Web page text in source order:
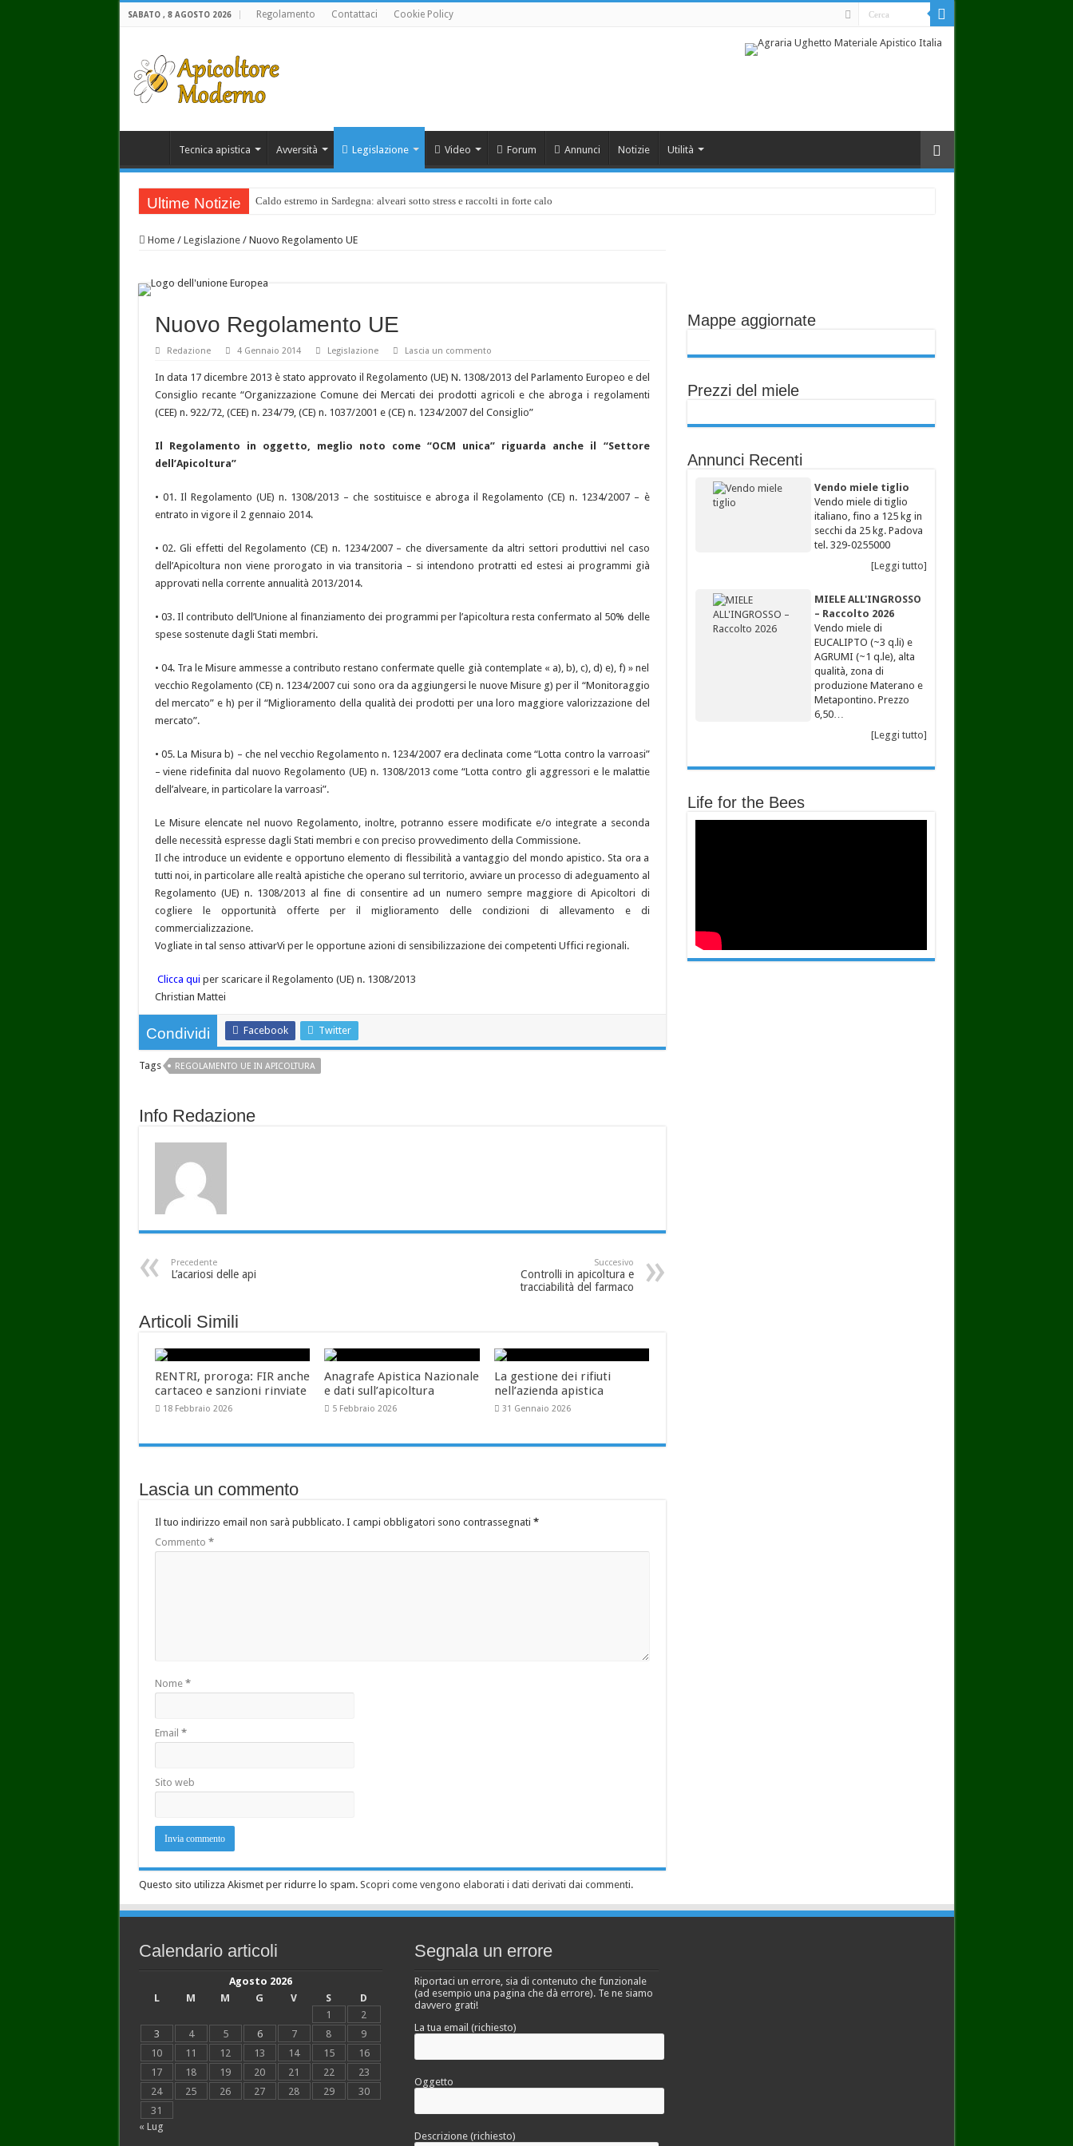
SABATO , 8 AGOSTO 2026 Regolamento Contattaci Cookie Policy
Tecnica apistica Avversità Legislazione Video Forum Annunci Notizie Utilità
Ultime Notizie Caldo estremo in Sardegna: alveari sotto stress e raccolti in forte calo
Home / Legislazione / Nuovo Regolamento UE
Nuovo Regolamento UE
Redazione 4 Gennaio 2014 Legislazione Lascia un commento
In data 17 dicembre 2013 è stato approvato il Regolamento (UE) N. 1308/2013 del Parlamento Europeo e del
Consiglio recante “Organizzazione Comune dei Mercati dei prodotti agricoli e che abroga i regolamenti
(CEE) n. 922/72, (CEE) n. 234/79, (CE) n. 1037/2001 e (CE) n. 1234/2007 del Consiglio”
Il Regolamento in oggetto, meglio noto come “OCM unica” riguarda anche il “Settore
dell’Apicoltura”
• 01. Il Regolamento (UE) n. 1308/2013 – che sostituisce e abroga il Regolamento (CE) n. 1234/2007 – è
entrato in vigore il 2 gennaio 2014.
• 02. Gli effetti del Regolamento (CE) n. 1234/2007 – che diversamente da altri settori produttivi nel caso
dell’Apicoltura non viene prorogato in via transitoria – si intendono protratti ed estesi ai programmi già
approvati nella corrente annualità 2013/2014.
• 03. Il contributo dell’Unione al finanziamento dei programmi per l’apicoltura resta confermato al 50% delle
spese sostenute dagli Stati membri.
• 04. Tra le Misure ammesse a contributo restano confermate quelle già contemplate « a), b), c), d) e), f) » nel
vecchio Regolamento (CE) n. 1234/2007 cui sono ora da aggiungersi le nuove Misure g) per il “Monitoraggio
del mercato” e h) per il “Miglioramento della qualità dei prodotti per una loro maggiore valorizzazione del
mercato”.
• 05. La Misura b) – che nel vecchio Regolamento n. 1234/2007 era declinata come “Lotta contro la varroasi”
– viene ridefinita dal nuovo Regolamento (UE) n. 1308/2013 come “Lotta contro gli aggressori e le malattie
dell’alveare, in particolare la varroasi”.
Le Misure elencate nel nuovo Regolamento, inoltre, potranno essere modificate e/o integrate a seconda
delle necessità espresse dagli Stati membri e con preciso provvedimento della Commissione.
Il che introduce un evidente e opportuno elemento di flessibilità a vantaggio del mondo apistico. Sta ora a
tutti noi, in particolare alle realtà apistiche che operano sul territorio, avviare un processo di adeguamento al
Regolamento (UE) n. 1308/2013 al fine di consentire ad un numero sempre maggiore di Apicoltori di
cogliere le opportunità offerte per il miglioramento delle condizioni di allevamento e di
commercializzazione.
Vogliate in tal senso attivarVi per le opportune azioni di sensibilizzazione dei competenti Uffici regionali.
Clicca qui per scaricare il Regolamento (UE) n. 1308/2013
Christian Mattei
Condividi Facebook Twitter
Tags REGOLAMENTO UE IN APICOLTURA
Info Redazione
Precedente
L’acariosi delle api
Succesivo
Controlli in apicoltura e
tracciabilità del farmaco
Articoli Simili
RENTRI, proroga: FIR anche
cartaceo e sanzioni rinviate
18 Febbraio 2026
Anagrafe Apistica Nazionale
e dati sull’apicoltura
5 Febbraio 2026
La gestione dei rifiuti
nell’azienda apistica
31 Gennaio 2026
Lascia un commento
Il tuo indirizzo email non sarà pubblicato. I campi obbligatori sono contrassegnati *
Commento *
Nome *
Email *
Sito web
Questo sito utilizza Akismet per ridurre lo spam. Scopri come vengono elaborati i dati derivati dai commenti.
Mappe aggiornate
Prezzi del miele
Annunci Recenti
Vendo miele tiglio
Vendo miele di tiglio
italiano, fino a 125 kg in
secchi da 25 kg. Padova
tel. 329-0255000
[Leggi tutto]
MIELE ALL'INGROSSO
– Raccolto 2026
Vendo miele di
EUCALIPTO (~3 q.li) e
AGRUMI (~1 q.le), alta
qualità, zona di
produzione Materano e
Metapontino. Prezzo
6,50…
[Leggi tutto]
Life for the Bees
Calendario articoli
Agosto 2026
L
M M G V S
D
1
2
3
4 5 6 7 8
9
10
11 12 13 14 15
16
17
18 19 20 21 22
23
24
25 26 27 28 29
30
31
« Lug
Segnala un errore
Riportaci un errore, sia di contenuto che funzionale
(ad esempio una pagina che dà errore). Te ne siamo
davvero grati!
La tua email (richiesto)
Oggetto
Descrizione (richiesto)